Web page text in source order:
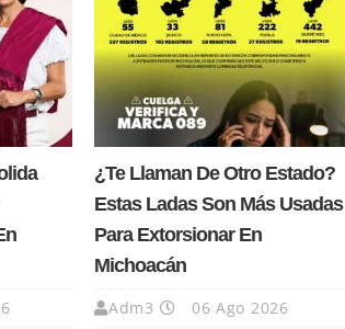
¿Te Llaman De Otro Estado?
Estas Ladas Son Más Usadas
Para Extorsionar En
Michoacán
Adm3 06 Ago 2026